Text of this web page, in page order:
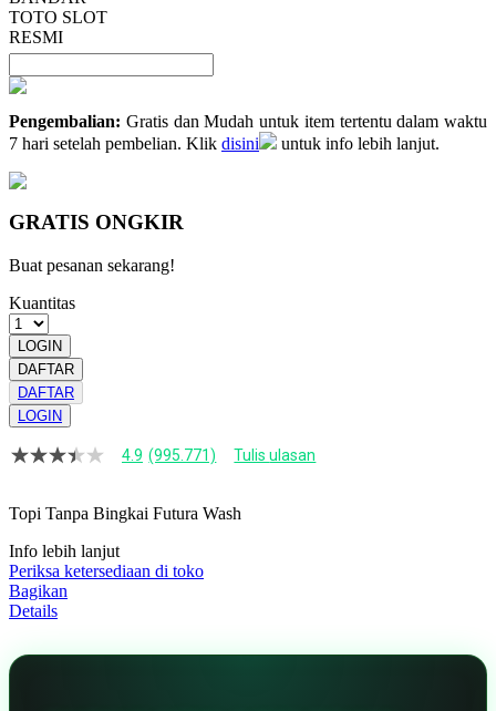
TOTO SLOT
RESMI
Pengembalian: Gratis dan Mudah untuk item tertentu dalam waktu
7 hari setelah pembelian. Klik disini untuk info lebih lanjut.
GRATIS ONGKIR
Buat pesanan sekarang!
Kuantitas
LOGIN
DAFTAR
DAFTAR
LOGIN
4.9
bintang,
rating
rata-
rata.
Read
13
Tautan
4.9 (995.771) Tulis ulasan
Topi Tanpa Bingkai Futura Wash
Info lebih lanjut
Periksa ketersediaan di toko
Bagikan
Details